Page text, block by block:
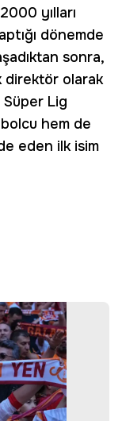
yılları
dönemde
sonra,
direktör olarak
Süper Lig
hem de
eden ilk isim